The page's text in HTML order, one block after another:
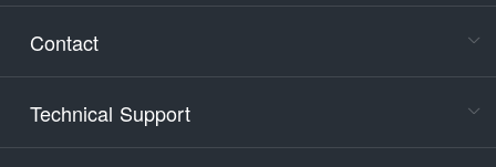
Contact
Technical Support